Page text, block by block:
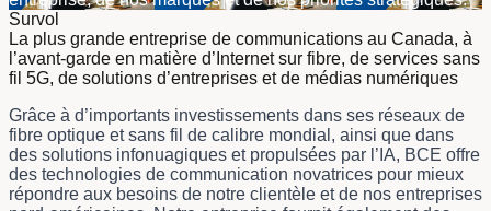
Survol
La plus grande entreprise de communications au Canada, à
l’avant-garde en matière d’Internet sur fibre, de services sans
fil 5G, de solutions d’entreprises et de médias numériques
Grâce à d’importants investissements dans ses réseaux de
fibre optique et sans fil de calibre mondial, ainsi que dans
des solutions infonuagiques et propulsées par l’IA, BCE offre
des technologies de communication novatrices pour mieux
répondre aux besoins de notre clientèle et de nos entreprises